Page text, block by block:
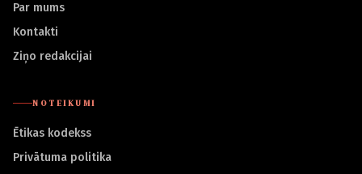
Par mums
Kontakti
Ziņo redakcijai
NOTEIKUMI
Ētikas kodekss
Privātuma politika